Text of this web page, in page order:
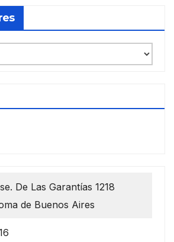
De Las Garantías 1218
de Buenos Aires